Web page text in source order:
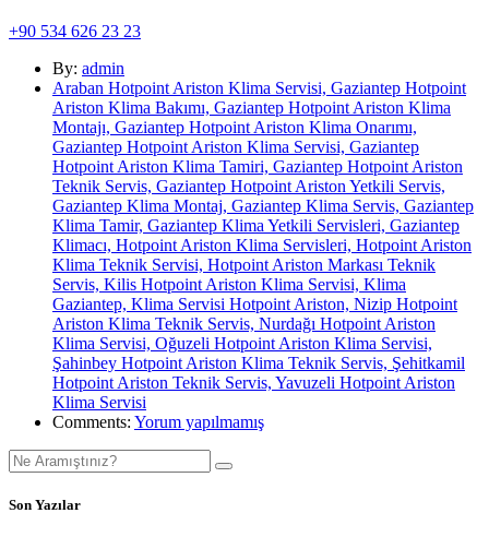
+90 534 626 23 23
By: admin
Araban Hotpoint Ariston Klima Servisi, Gaziantep Hotpoint
Ariston Klima Bakımı, Gaziantep Hotpoint Ariston Klima
Montajı, Gaziantep Hotpoint Ariston Klima Onarımı,
Gaziantep Hotpoint Ariston Klima Servisi, Gaziantep
Hotpoint Ariston Klima Tamiri, Gaziantep Hotpoint Ariston
Teknik Servis, Gaziantep Hotpoint Ariston Yetkili Servis,
Gaziantep Klima Montaj, Gaziantep Klima Servis, Gaziantep
Klima Tamir, Gaziantep Klima Yetkili Servisleri, Gaziantep
Klimacı, Hotpoint Ariston Klima Servisleri, Hotpoint Ariston
Klima Teknik Servisi, Hotpoint Ariston Markası Teknik
Servis, Kilis Hotpoint Ariston Klima Servisi, Klima
Gaziantep, Klima Servisi Hotpoint Ariston, Nizip Hotpoint
Ariston Klima Teknik Servis, Nurdağı Hotpoint Ariston
Klima Servisi, Oğuzeli Hotpoint Ariston Klima Servisi,
Şahinbey Hotpoint Ariston Klima Teknik Servis, Şehitkamil
Hotpoint Ariston Teknik Servis, Yavuzeli Hotpoint Ariston
Klima Servisi
Comments: Yorum yapılmamış
Son Yazılar